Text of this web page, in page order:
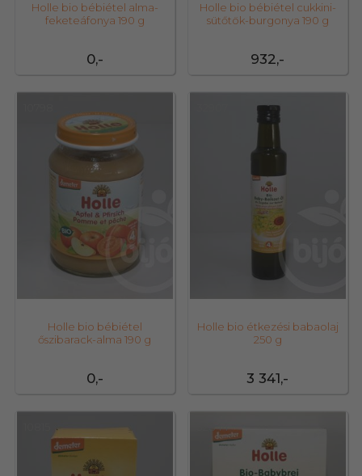
0,-
Holle bio bébiétel alma-
feketeáfonya 190 g
932,-
Holle bio bébiétel cukkini-
sütőtök-burgonya 190 g
0,-
Holle bio bébiétel
őszibarack-alma 190 g
3 341,-
Holle bio étkezési babaolaj
250 g
32844